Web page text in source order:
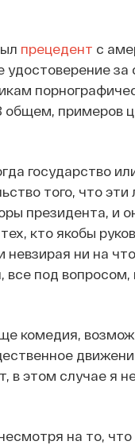
прецедент с
удостоверение
общем, примеров
государство
того, что
президента, и
кто якобы
невзирая ни на
под вопросом,
комедия,
в этом случае я
на то,